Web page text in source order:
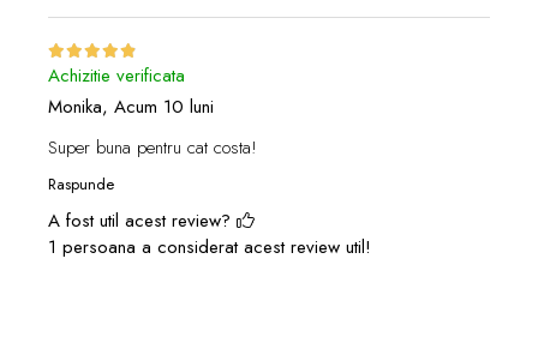
Achizitie verificata
Monika, Acum 10 luni
Super buna pentru cat costa!
Raspunde
A fost util acest review?
1 persoana a considerat acest review util!